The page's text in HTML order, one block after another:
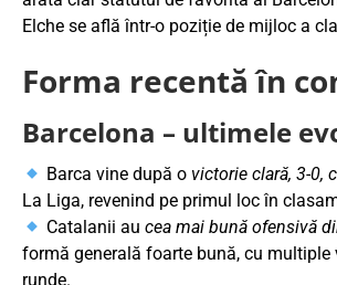
Elche se află într-o poziție de mijloc a
Forma recentă în
Barcelona – ultimele
Barca vine după o victorie clară, 3-0,
La Liga, revenind pe primul loc în
Catalanii aucea mai bună ofensivă
formă generală foarte bună, cu
runde.